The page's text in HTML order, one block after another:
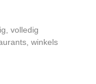
volledig
winkels